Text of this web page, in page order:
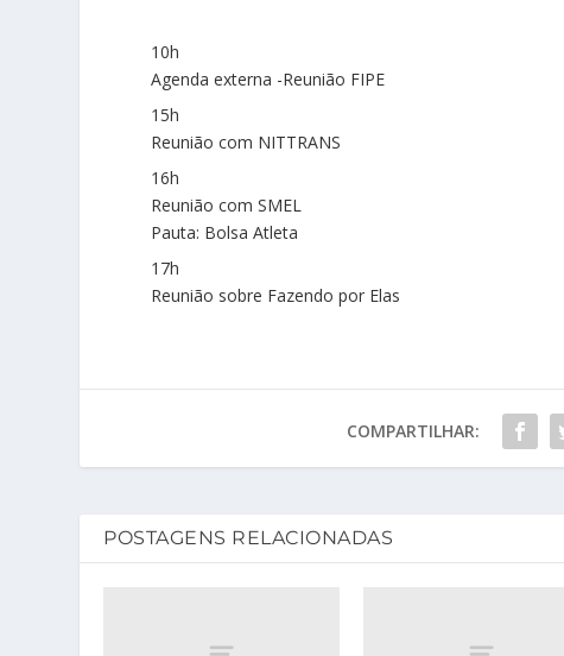
10h
Agenda externa -Reunião FIPE
15h
Reunião com NITTRANS
16h
Reunião com SMEL
Pauta: Bolsa Atleta
17h
Reunião sobre Fazendo por Elas
COMPARTILHAR:
POSTAGENS RELACIONADAS